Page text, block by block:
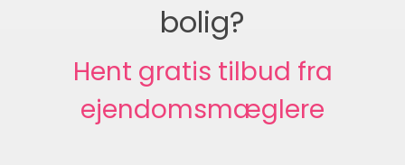
bolig?
Hent gratis tilbud fra
ejendomsmæglere